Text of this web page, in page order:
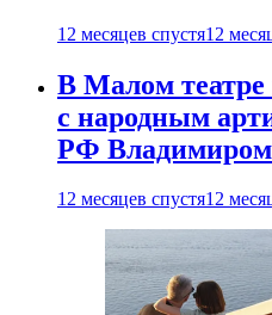
12 месяцев спустя12
В Малом театре
с народным
РФ
12 месяцев спустя12